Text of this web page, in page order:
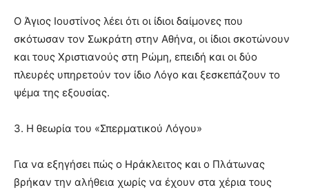
Ο Άγιος Ιουστίνος λέει ότι οι ίδιοι δαίμονες που
σκότωσαν τον Σωκράτη στην Αθήνα, οι ίδιοι σκοτώνουν
και τους Χριστιανούς στη Ρώμη, επειδή και οι δύο
πλευρές υπηρετούν τον ίδιο Λόγο και ξεσκεπάζουν το
ψέμα της εξουσίας.
3. Η θεωρία του «Σπερματικού Λόγου»
Για να εξηγήσει πώς ο Ηράκλειτος και ο Πλάτωνας
βρήκαν την αλήθεια χωρίς να έχουν στα χέρια τους